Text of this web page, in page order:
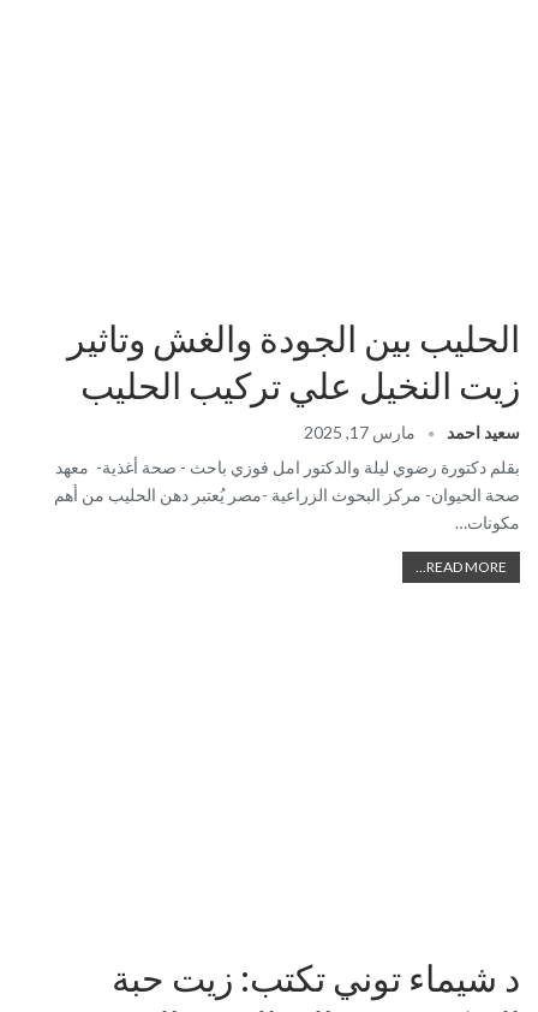
الحليب بين الجودة والغش وتاثير
زيت النخيل علي تركيب الحليب
سعيد احمد
مارس 17, 2025
بقلم دكتورة رضوي ليلة والدكتور امل فوزي باحث - صحة أغذية- معهد
صحة الحيوان- مركز البحوث الزراعية -مصر يُعتبر دهن الحليب من أهم
مكونات…
READ MORE...
د شيماء توني تكتب: زيت حبة